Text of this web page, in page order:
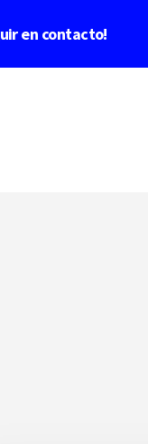
en contacto!